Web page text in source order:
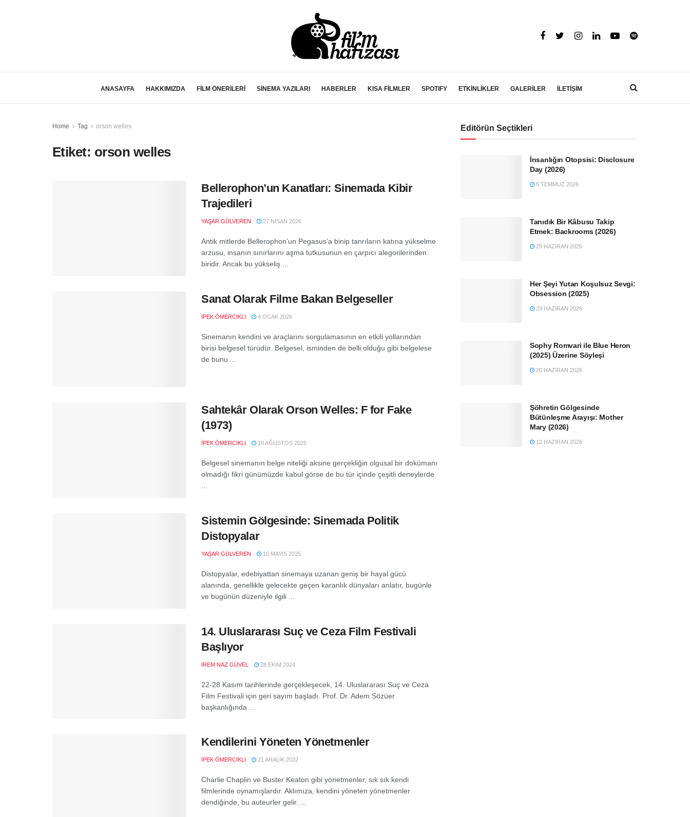
ANASAYFA HAKKIMIZDA FİLM ÖNERİLERİ SİNEMA YAZILARI HABERLER KISA FİLMLER SPOTIFY ETKİNLİKLER GALERİLER İLETİŞİM
Home Tag orson welles
Etiket: orson welles
Bellerophon’un Kanatları: Sinemada Kibir
Trajedileri
YAŞAR GÜLVEREN 27 NISAN 2026
Antik mitlerde Bellerophon’un Pegasus’a binip tanrıların katına yükselme
arzusu, insanın sınırlarını aşma tutkusunun en çarpıcı alegorilerinden
biridir. Ancak bu yükseliş ...
Sanat Olarak Filme Bakan Belgeseller
İPEK ÖMERCIKLI 4 OCAK 2026
Sinemanın kendini ve araçlarını sorgulamasının en etkili yollarından
birisi belgesel türüdür. Belgesel, isminden de belli olduğu gibi belgelese
de bunu ...
Sahtekâr Olarak Orson Welles: F for Fake
(1973)
İPEK ÖMERCIKLI 18 AĞUSTOS 2025
Belgesel sinemanın belge niteliği aksine gerçekliğin olgusal bir dokümanı
olmadığı fikri günümüzde kabul görse de bu tür içinde çeşitli deneylerde
Sistemin Gölgesinde: Sinemada Politik
Distopyalar
YAŞAR GÜLVEREN 10 MAYIS 2025
Distopyalar, edebiyattan sinemaya uzanan geniş bir hayal gücü
alanında, genellikle gelecekte geçen karanlık dünyaları anlatır, bugünle
ve bugünün düzeniyle ilgili ...
14. Uluslararası Suç ve Ceza Film Festivali
Başlıyor
İREM NAZ GÜVEL 28 EKIM 2024
22-28 Kasım tarihlerinde gerçekleşecek, 14. Uluslararası Suç ve Ceza
Film Festivali için geri sayım başladı. Prof. Dr. Adem Sözüer
başkanlığında ...
Kendilerini Yöneten Yönetmenler
İPEK ÖMERCIKLI 21 ARALIK 2022
Charlie Chaplin ve Buster Keaton gibi yönetmenler, sık sık kendi
filmlerinde oynamışlardır. Aklımıza, kendini yöneten yönetmenler
dendiğinde, bu auteurler gelir. ...
Editörün Seçtikleri
İnsanlığın Otopsisi: Disclosure
Day (2026)
5 TEMMUZ 2026
Tanıdık Bir Kâbusu Takip
Etmek: Backrooms (2026)
29 HAZIRAN 2026
Her Şeyi Yutan Koşulsuz Sevgi:
Obsession (2025)
23 HAZIRAN 2026
Sophy Romvari ile Blue Heron
(2025) Üzerine Söyleşi
20 HAZIRAN 2026
Şöhretin Gölgesinde
Bütünleşme Arayışı: Mother
Mary (2026)
12 HAZIRAN 2026